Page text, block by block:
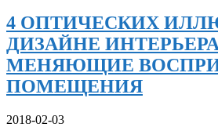
4 ОПТИЧЕСКИХ
ДИЗАЙНЕ
МЕНЯЮЩИЕ
ПОМЕЩЕНИЯ
2018-02-03